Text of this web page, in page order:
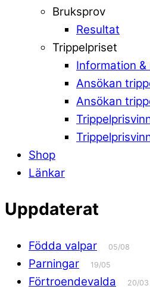
Bruksprov
Resultat
Trippelpriset
Information &
Ansökan
Ansökan
Shop
Länkar
Uppdaterat
Födda valpar 05/08
Parningar 19/05
Förtroendevalda 20/03